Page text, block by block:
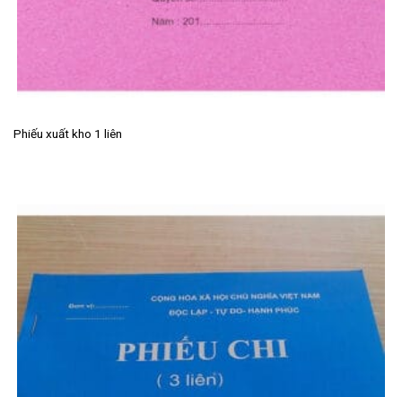
Phiếu xuất kho 1 liên